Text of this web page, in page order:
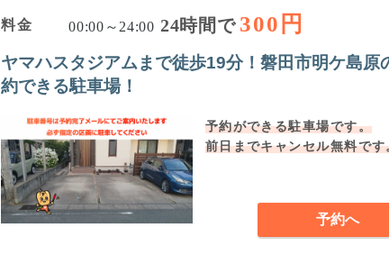
料金 00:00～24:00 24時間で 300円
ヤマハスタジアムまで徒歩19分！磐田市明ケ島原
約できる駐車場！
予約ができる駐車場です。
前日までキャンセル無料です
予約へ